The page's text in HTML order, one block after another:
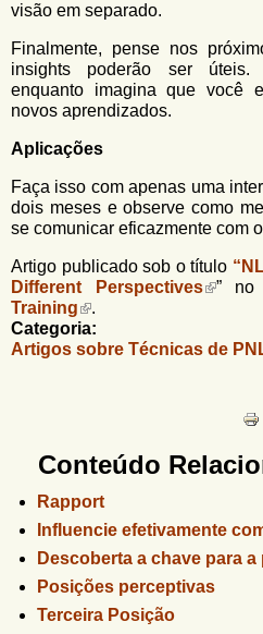
visão em separado.
Finalmente, pense nos
insights poderão ser úteis.
enquanto imagina que você
novos aprendizados.
Aplicações
Faça isso com apenas uma
dois meses e observe como
se comunicar eficazmente com
Artigo publicado sob o título
Different Perspectives
” no
Training
.
Categoria:
Artigos sobre Técnicas de
Conteúdo
Rapport
Influencie efetivamente
Descoberta a chave para
Posições perceptivas
Terceira Posição